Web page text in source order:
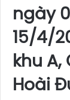
ngày
15/4/
khu
Hoài